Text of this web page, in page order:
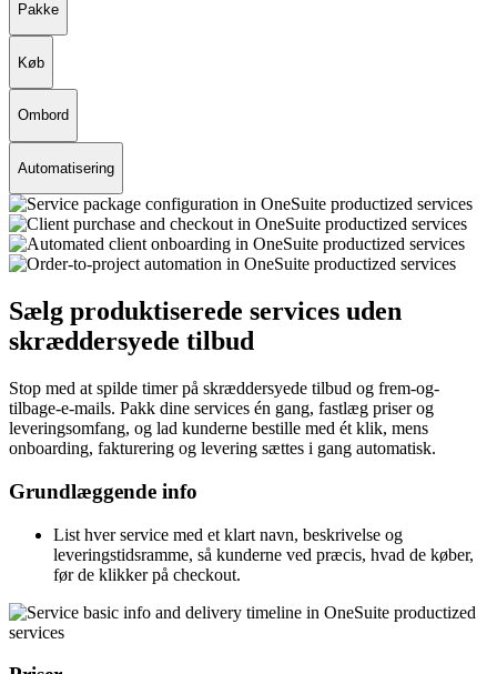
Pakke
Køb
Ombord
Automatisering
Sælg produktiserede services uden
skræddersyede tilbud
Stop med at spilde timer på skræddersyede tilbud og frem-og-
tilbage-e-mails. Pakk dine services én gang, fastlæg priser og
leveringsomfang, og lad kunderne bestille med ét klik, mens
onboarding, fakturering og levering sættes i gang automatisk.
Grundlæggende info
List hver service med et klart navn, beskrivelse og
leveringstidsramme, så kunderne ved præcis, hvad de køber,
før de klikker på checkout.